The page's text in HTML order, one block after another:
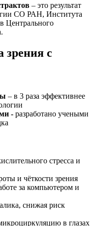
– это результат
СО РАН, Института
Центрального
зрения с
– в 3 раза эффективнее
- разработано учеными
стресса и
и чёткости зрения
за компьютером и
снижая риск
в глазах